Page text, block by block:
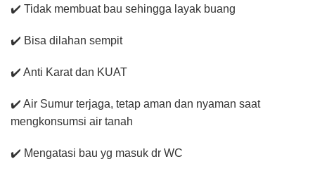
✔️ Tidak membuat bau sehingga layak buang
✔️ Bisa dilahan sempit
✔️ Anti Karat dan KUAT
✔️ Air Sumur terjaga, tetap aman dan nyaman saat
mengkonsumsi air tanah
✔️ Mengatasi bau yg masuk dr WC